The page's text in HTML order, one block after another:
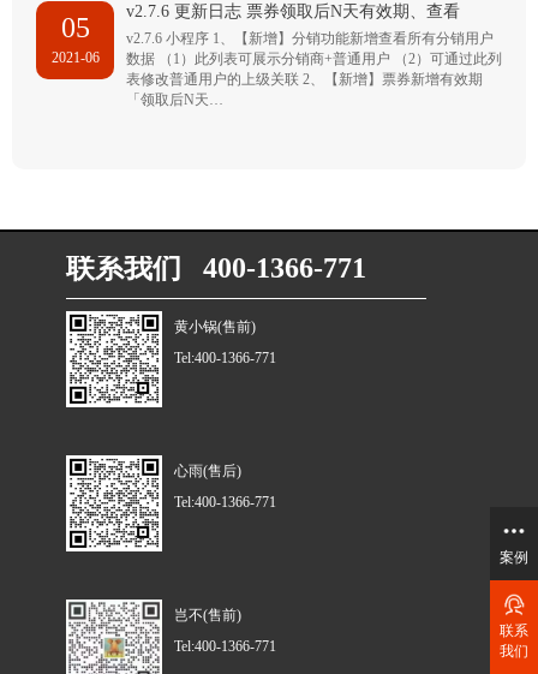
05
2021-06
v2.7.6 更新日志 票券领取后N天有效期、查看
v2.7.6 小程序 1、【新增】分销功能新增查看所有分销用户
数据 （1）此列表可展示分销商+普通用户 （2）可通过此列
表修改普通用户的上级关联 2、【新增】票券新增有效期
「领取后N天…
联系我们 400-1366-771
黄小锅(售前)
Tel:400-1366-771
心雨(售后)
Tel:400-1366-771
岂不(售前)
Tel:400-1366-771
案例
联系
我们